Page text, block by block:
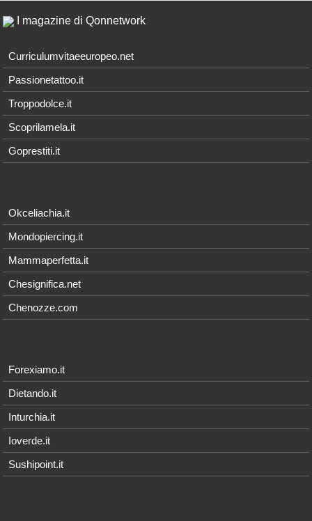
I magazine di Qonnetwork
Curriculumvitaeeuropeo.net
Passionetattoo.it
Troppodolce.it
Scoprilamela.it
Goprestiti.it
Okceliachia.it
Mondopiercing.it
Mammaperfetta.it
Chesignifica.net
Chenozze.com
Forexiamo.it
Dietando.it
Inturchia.it
Ioverde.it
Sushipoint.it